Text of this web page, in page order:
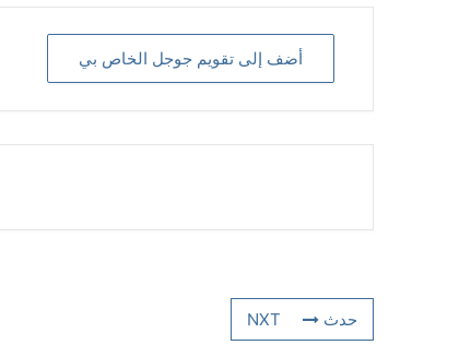
أضف إلى تقويم جوجل الخاص بي
حدث NXT